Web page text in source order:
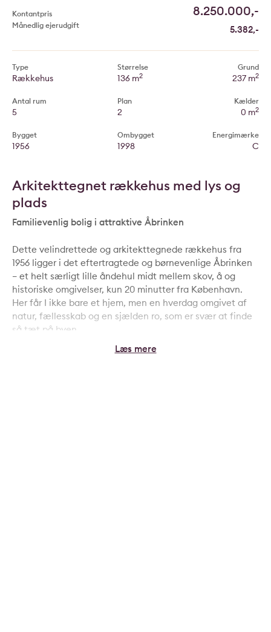
Kontantpris 8.250.000,-
Månedlig ejerudgift 5.382,-
Type
Rækkehus
Antal rum
5
Bygget
1956
Størrelse
136 m2
Plan
2
Ombygget
1998
Grund
237 m2
Kælder
0 m2
Energimærke
C
Arkitekttegnet rækkehus med lys og
plads
Familievenlig bolig i attraktive Åbrinken
Dette velindrettede og arkitekttegnede rækkehus fra
1956 ligger i det eftertragtede og børnevenlige Åbrinken
– et helt særligt lille åndehul midt mellem skov, å og
historiske omgivelser, kun 20 minutter fra København.
Her får I ikke bare et hjem, men en hverdag omgivet af
natur, fællesskab og en sjælden ro, som er svær at finde
så tæt på byen.
Boligen rummer 136 m² fordelt på to etager med i alt 5
værelser og fremstår indflytningsklar med stor respekt for